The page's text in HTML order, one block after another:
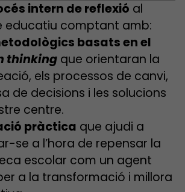
intern de reflexió al
educatiu comptant amb:
basats en el
thinking que orientaran la
els processos de canvi,
de decisions i les solucions
centre.
pràctica que ajudi a
se a l’hora de repensar la
escolar com un agent
a la transformació i millora